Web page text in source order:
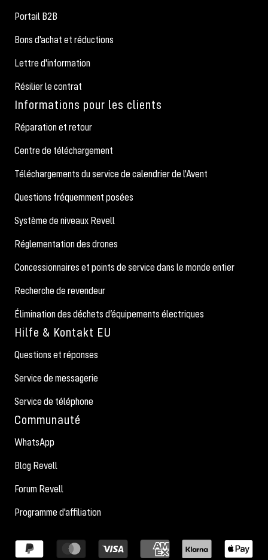
Portail B2B
Bons d'achat et réductions
Lettre d'information
Résilier le contrat
Informations pour les clients
Réparation et retour
Centre de téléchargement
Téléchargements du service de calendrier de l'Avent
Questions fréquemment posées
Système de niveaux Revell
Réglementation des drones
Concessionnaires et points de service dans le monde entier
Recherche de revendeur
Élimination des déchets d’équipements électriques
Hilfe & Kontakt EU
Questions et réponses
Service de messagerie
Service de téléphone
Communauté
WhatsApp
Blog Revell
Forum Revell
Programme d'affiliation